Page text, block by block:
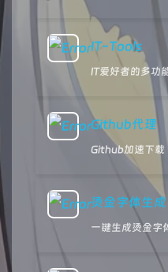
IT-Tools
IT爱好者的多功
Github代理
Github加速下载
烫金字体生成
一键生成烫金字